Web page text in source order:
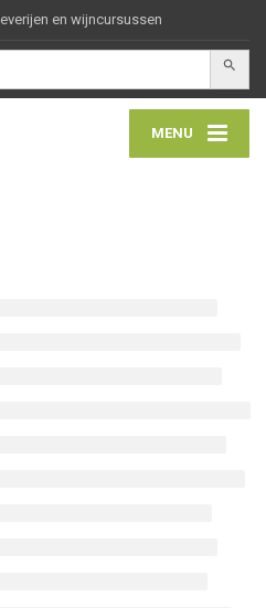
en wijncursussen
MENU